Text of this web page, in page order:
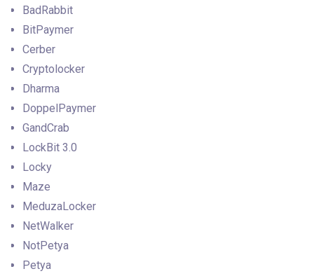
BadRabbit
BitPaymer
Cerber
Cryptolocker
Dharma
DoppelPaymer
GandCrab
LockBit 3.0
Locky
Maze
MeduzaLocker
NetWalker
NotPetya
Petya